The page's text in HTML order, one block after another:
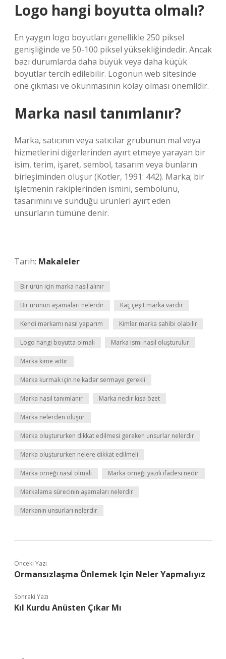
Logo hangi boyutta olmalı?
En yaygın logo boyutları genellikle 250 piksel
genişliğinde ve 50-100 piksel yüksekliğindedir. Ancak
bazı durumlarda daha büyük veya daha küçük
boyutlar tercih edilebilir. Logonun web sitesinde
öne çıkması ve okunmasının kolay olması önemlidir.
Marka nasıl tanımlanır?
Marka, satıcının veya satıcılar grubunun mal veya
hizmetlerini diğerlerinden ayırt etmeye yarayan bir
isim, terim, işaret, sembol, tasarım veya bunların
birleşiminden oluşur (Kotler, 1991: 442). Marka; bir
işletmenin rakiplerinden ismini, sembolünü,
tasarımını ve sunduğu ürünleri ayırt eden
unsurların tümüne denir.
Tarih: Makaleler
Bir ürün için marka nasıl alınır
Bir ürünün aşamaları nelerdir Kaç çeşit marka vardır
Kendi markamı nasıl yaparım Kimler marka sahibi olabilir
Logo hangi boyutta olmalı Marka ismi nasıl oluşturulur
Marka kime aittir
Marka kurmak için ne kadar sermaye gerekli
Marka nasıl tanımlanır Marka nedir kısa özet
Marka nelerden oluşur
Marka oluştururken dikkat edilmesi gereken unsurlar nelerdir
Marka oluştururken nelere dikkat edilmeli
Marka örneği nasıl olmalı Marka örneği yazılı ifadesi nedir
Markalama sürecinin aşamaları nelerdir
Markanın unsurları nelerdir
Önceki Yazı
Ormansızlaşma Önlemek Için Neler Yapmalıyız
Sonraki Yazı
Kıl Kurdu Anüsten Çıkar Mı